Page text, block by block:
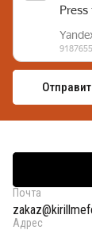
Почта
Адрес